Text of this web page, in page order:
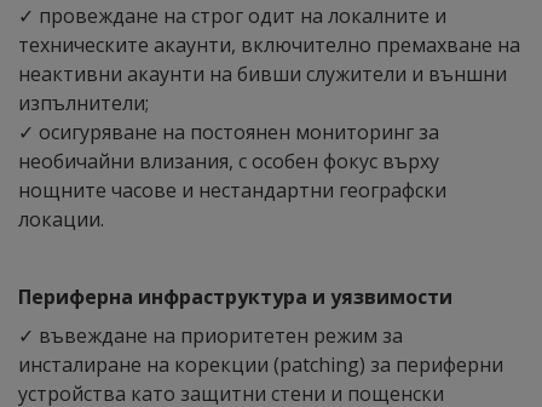
✓ провеждане на строг одит на локалните и
техническите акаунти, включително премахване на
неактивни акаунти на бивши служители и външни
изпълнители;
✓ осигуряване на постоянен мониторинг за
необичайни влизания, с особен фокус върху
нощните часове и нестандартни географски
локации.
Периферна инфраструктура и уязвимости
✓ въвеждане на приоритетен режим за
инсталиране на корекции (patching) за периферни
устройства като защитни стени и пощенски